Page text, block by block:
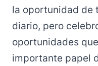
la oportunidad de
diario, pero
oportunidades
importante papel